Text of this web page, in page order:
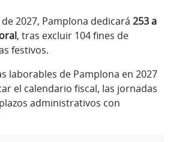
2027, Pamplona dedicará 253 a
, tras excluir 104 fines de
festivos.
laborables de Pamplona en 2027
el calendario fiscal, las jornadas
administrativos con